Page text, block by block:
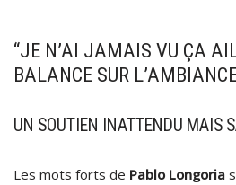
“JE N’AI JAMAIS VU ÇA
BALANCE SUR
UN SOUTIEN INATTENDU MAIS
Les mots forts de Pablo Longoria